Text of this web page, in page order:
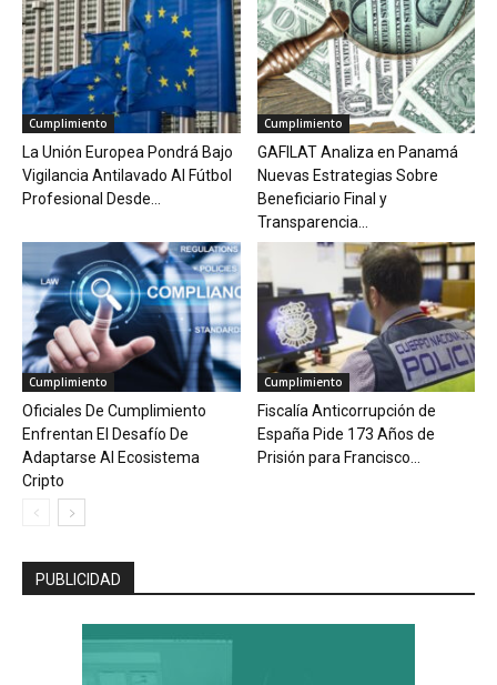
Cumplimiento
La Unión Europea Pondrá Bajo
Vigilancia Antilavado Al Fútbol
Profesional Desde...
Cumplimiento
GAFILAT Analiza en Panamá
Nuevas Estrategias Sobre
Beneficiario Final y
Transparencia...
Cumplimiento
Oficiales De Cumplimiento
Enfrentan El Desafío De
Adaptarse Al Ecosistema
Cripto
Cumplimiento
Fiscalía Anticorrupción de
España Pide 173 Años de
Prisión para Francisco...
PUBLICIDAD